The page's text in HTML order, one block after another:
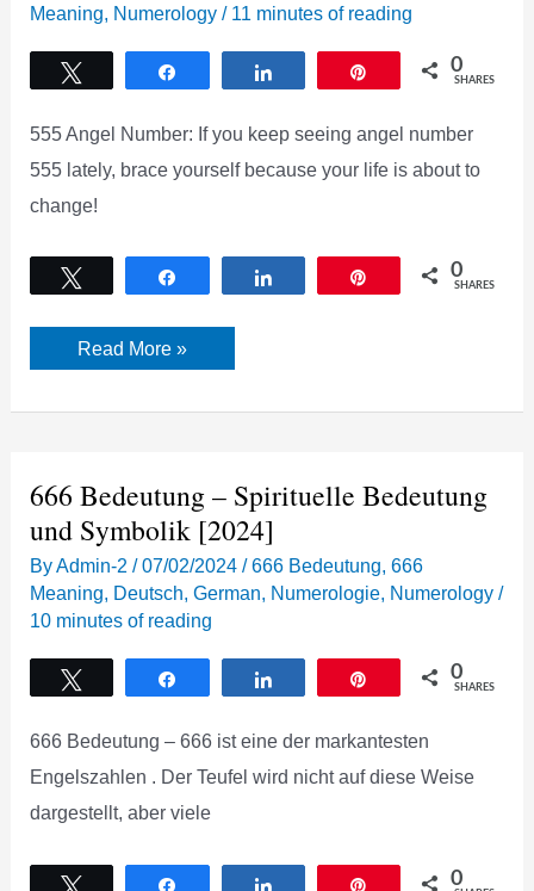
Meaning, Numerology / 11 minutes of reading
0
SHARES
555 Angel Number: If you keep seeing angel number
555 lately, brace yourself because your life is about to
change!
0
SHARES
555
Angel
Numerology
[2024]
Read More »
666 Bedeutung – Spirituelle Bedeutung
und Symbolik [2024]
ByAdmin-2/07/02/2024 /666 Bedeutung,666
Meaning, Deutsch,German, Numerologie, Numerology /
10 minutes of reading
0
SHARES
666 Bedeutung – 666 ist eine der markantesten
Engelszahlen . Der Teufel wird nicht auf diese Weise
dargestellt, aber viele
0